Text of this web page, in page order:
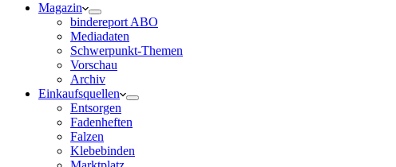
Magazin
bindereport ABO
Mediadaten
Schwerpunkt-Themen
Vorschau
Archiv
Einkaufsquellen
Entsorgen
Fadenheften
Falzen
Klebebinden